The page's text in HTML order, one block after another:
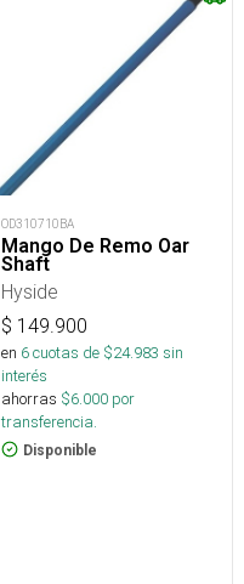
OD310710BA
Mango De Remo Oar
Shaft
Hyside
$ 149.900
en 6cuotas de $24.983 sin
interés
ahorras $6.000 por
transferencia.
Disponible